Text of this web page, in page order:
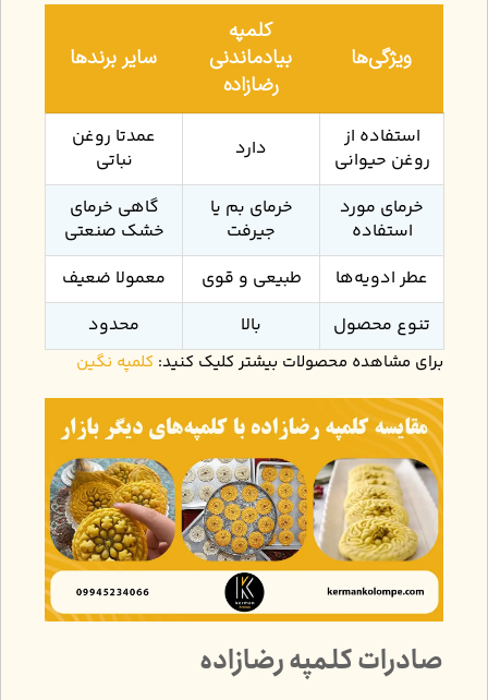
ویژگی‌ها
کلمپه
بیادماندنی
رضازاده
سایر برندها
استفاده از
روغن حیوانی
دارد
عمدتا روغن
نباتی
خرمای مورد
استفاده
خرمای بم یا
جیرفت
گاهی خرمای
خشک صنعتی
عطر ادویه‌ها
طبیعی و قوی
معمولا ضعیف
تنوع محصول
بالا محدود
برای مشاهده محصولات بیشتر کلیک کنید: کلمپه نگین
صادرات کلمپه رضازاده